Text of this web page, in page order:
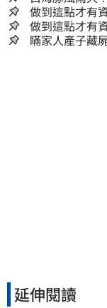
友灌爆：標準
做到這點才有
做到這點才有
瞞家人產子藏
延伸閱讀